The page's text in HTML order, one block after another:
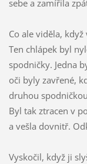
sebe a zamířila
Co ale viděla,
Ten chlápek byl
spodničky. Jedna
oči byly zavřené,
druhou
Byl tak ztracen v
a vešla dovnitř.
Vyskočil, když ji